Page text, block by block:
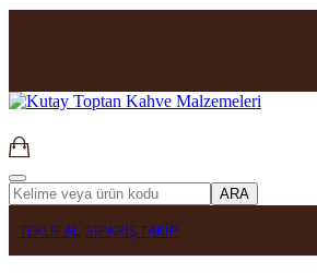
ARA
TEKLİF AL SİPARİŞ TAKİP